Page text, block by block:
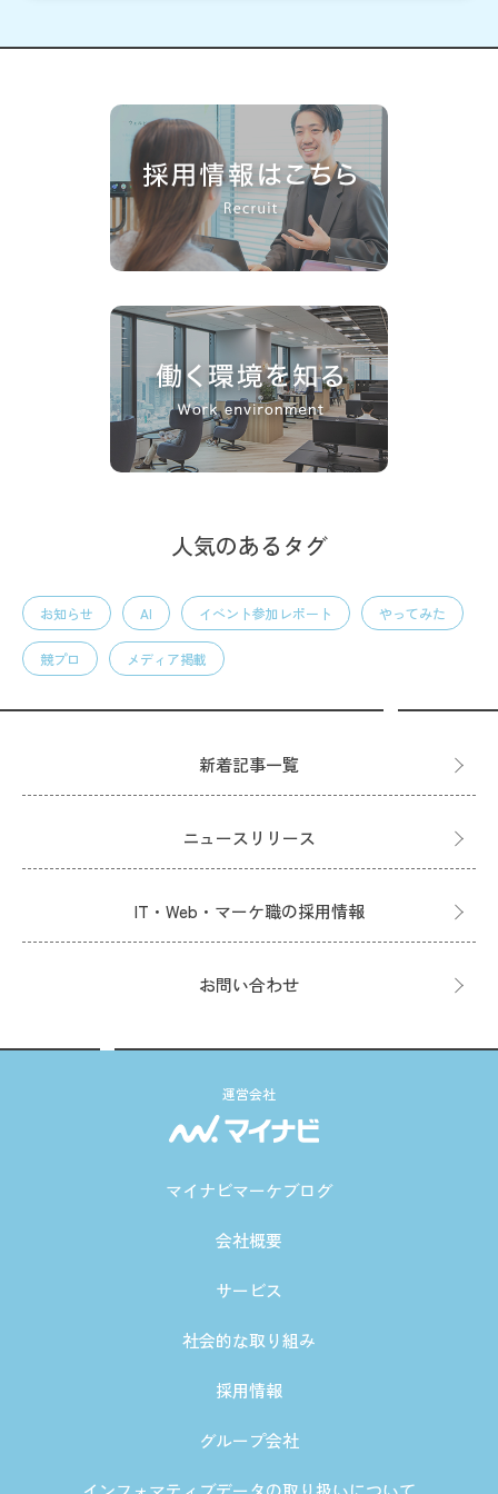
人気のあるタグ
お知らせ AI イベント参加レポート やってみた
競プロ メディア掲載
新着記事一覧
ニュースリリース
IT・Web・マーケ職の採用情報
お問い合わせ
運営会社
マイナビマーケブログ
会社概要
サービス
社会的な取り組み
採用情報
グループ会社